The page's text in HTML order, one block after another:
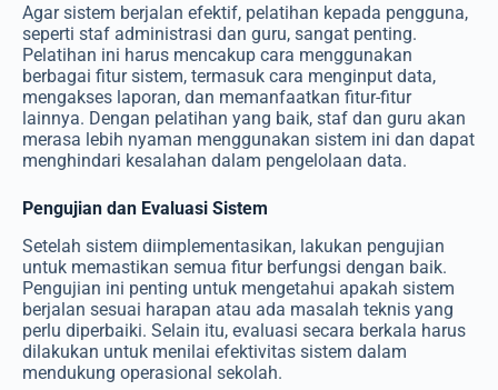
Agar sistem berjalan efektif, pelatihan kepada pengguna,
seperti staf administrasi dan guru, sangat penting.
Pelatihan ini harus mencakup cara menggunakan
berbagai fitur sistem, termasuk cara menginput data,
mengakses laporan, dan memanfaatkan fitur-fitur
lainnya. Dengan pelatihan yang baik, staf dan guru akan
merasa lebih nyaman menggunakan sistem ini dan dapat
menghindari kesalahan dalam pengelolaan data.
Pengujian dan Evaluasi Sistem
Setelah sistem diimplementasikan, lakukan pengujian
untuk memastikan semua fitur berfungsi dengan baik.
Pengujian ini penting untuk mengetahui apakah sistem
berjalan sesuai harapan atau ada masalah teknis yang
perlu diperbaiki. Selain itu, evaluasi secara berkala harus
dilakukan untuk menilai efektivitas sistem dalam
mendukung operasional sekolah.